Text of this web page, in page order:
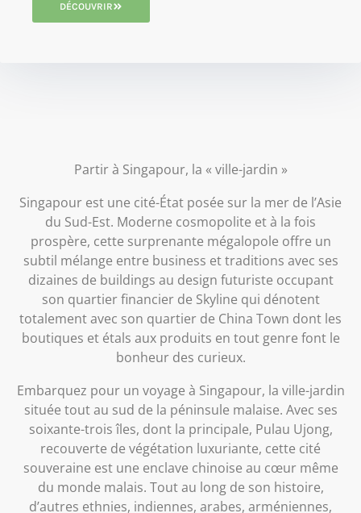
DÉCOUVRIR
Partir à Singapour, la « ville-jardin »
Singapour est une cité-État posée sur la mer de l’Asie
du Sud-Est. Moderne cosmopolite et à la fois
prospère, cette surprenante mégalopole offre un
subtil mélange entre business et traditions avec ses
dizaines de buildings au design futuriste occupant
son quartier financier de Skyline qui dénotent
totalement avec son quartier de China Town dont les
boutiques et étals aux produits en tout genre font le
bonheur des curieux.
Embarquez pour un voyage à Singapour, la ville-jardin
située tout au sud de la péninsule malaise. Avec ses
soixante-trois îles, dont la principale, Pulau Ujong,
recouverte de végétation luxuriante, cette cité
souveraine est une enclave chinoise au cœur même
du monde malais. Tout au long de son histoire,
d’autres ethnies, indiennes, arabes, arméniennes,